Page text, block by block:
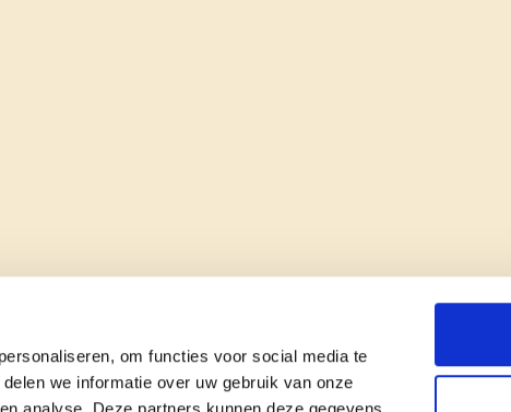
om functies voor social media te
we informatie over uw gebruik van onze